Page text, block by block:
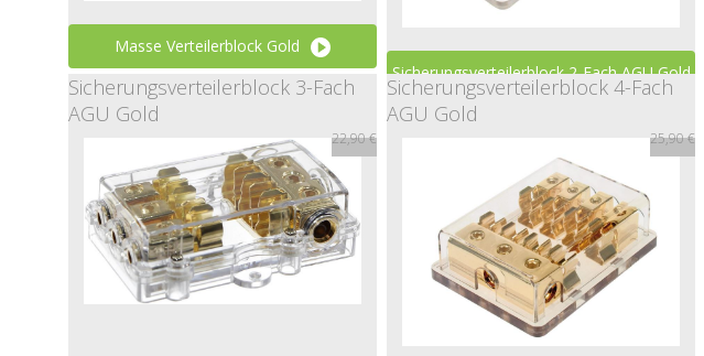
Masse Verteilerblock Gold
14,99 €
Sicherungsverteilerblock 2-Fach AGU Gold
19,90 €
Sicherungsverteilerblock 3-Fach
AGU Gold
22,90 €
Sicherungsverteilerblock 4-Fach
AGU Gold
25,90 €